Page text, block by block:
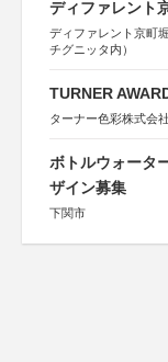
ディファレント
ディファレント京町
チグニッタ内）
TURNER
ターナー色彩株式会社
ボトルウォータ
ザイン募集
下関市